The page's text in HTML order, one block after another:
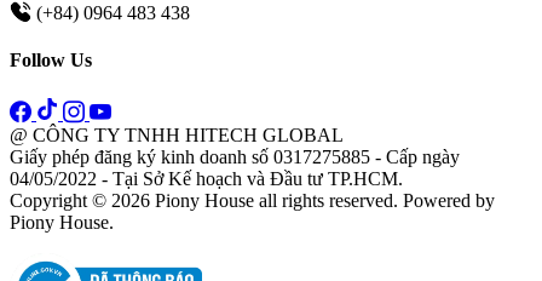
(+84) 0964 483 438
Follow Us
@ CÔNG TY TNHH HITECH GLOBAL
Giấy phép đăng ký kinh doanh số 0317275885 - Cấp ngày
04/05/2022 - Tại Sở Kế hoạch và Đầu tư TP.HCM.
Copyright © 2026 Piony House all rights reserved. Powered by
Piony House.